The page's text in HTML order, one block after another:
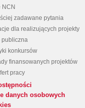
NCN
zadawane pytania
dla realizujących projekty
publiczna
konkursów
finansowanych projektów
pracy
danych osobowych